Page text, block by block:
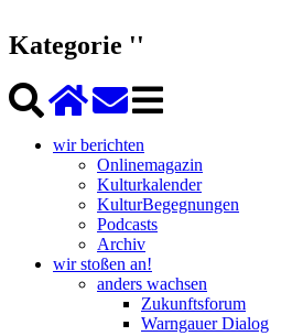
Kategorie ''
wir berichten
Onlinemagazin
Kulturkalender
KulturBegegnungen
Podcasts
Archiv
wir stoßen an!
anders wachsen
Zukunftsforum
Warngauer Dialog